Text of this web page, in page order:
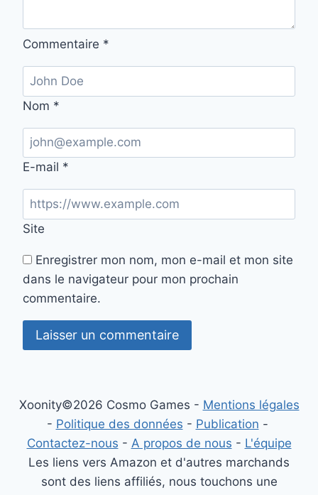
Commentaire *
Nom *
E-mail *
Site
Enregistrer mon nom, mon e-mail et mon site
dans le navigateur pour mon prochain
commentaire.
Xoonity©2026 Cosmo Games - Mentions légales
- Politique des données - Publication -
Contactez-nous - A propos de nous - L'équipe
Les liens vers Amazon et d'autres marchands
sont des liens affiliés, nous touchons une